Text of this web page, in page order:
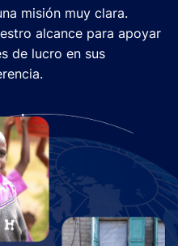
misión muy clara.
alcance para apoyar
de lucro en sus